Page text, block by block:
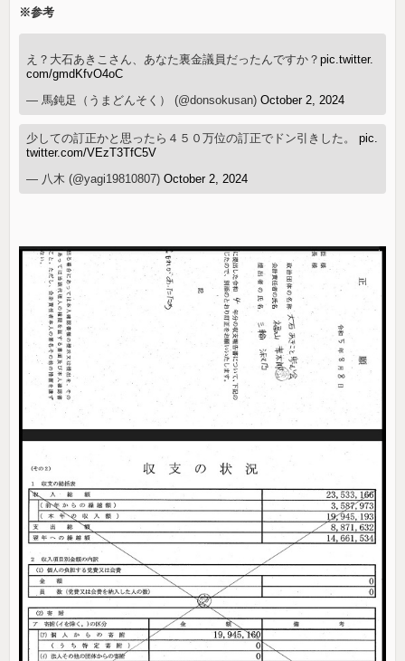
※参考
え？大石あきこさん、あなた裏金議員だったんですか？pic.twitter.
com/gmdKfvO4oC
— 馬鈍足（うまどんそく） (@donsokusan)October 2, 2024
少しての訂正かと思ったら４５０万位の訂正でドン引きした。pic.
twitter.com/VEzT3TfC5V
— 八木 (@yagi19810807)October 2, 2024